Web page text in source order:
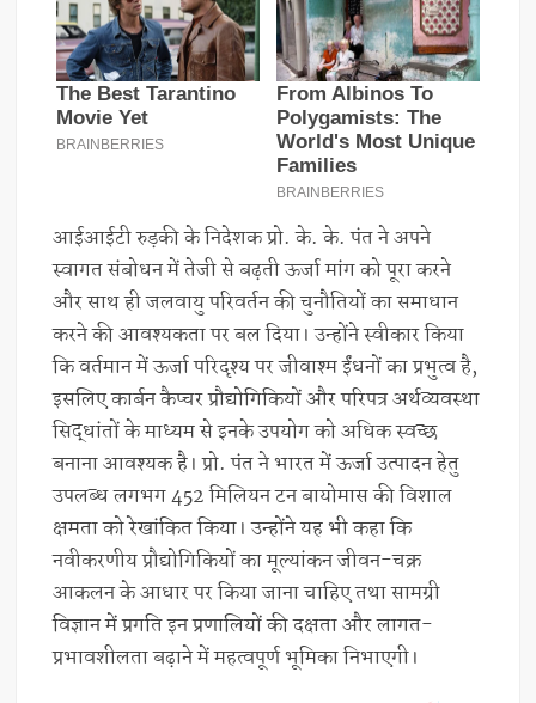
आईआईटी रुड़की के निदेशक प्रो. के. के. पंत ने अपने
स्वागत संबोधन में तेजी से बढ़ती ऊर्जा मांग को पूरा करने
और साथ ही जलवायु परिवर्तन की चुनौतियों का समाधान
करने की आवश्यकता पर बल दिया। उन्होंने स्वीकार किया
कि वर्तमान में ऊर्जा परिदृश्य पर जीवाश्म ईंधनों का प्रभुत्व है,
इसलिए कार्बन कैप्चर प्रौद्योगिकियों और परिपत्र अर्थव्यवस्था
सिद्धांतों के माध्यम से इनके उपयोग को अधिक स्वच्छ
बनाना आवश्यक है। प्रो. पंत ने भारत में ऊर्जा उत्पादन हेतु
उपलब्ध लगभग 452 मिलियन टन बायोमास की विशाल
क्षमता को रेखांकित किया। उन्होंने यह भी कहा कि
नवीकरणीय प्रौद्योगिकियों का मूल्यांकन जीवन-चक्र
आकलन के आधार पर किया जाना चाहिए तथा सामग्री
विज्ञान में प्रगति इन प्रणालियों की दक्षता और लागत-
प्रभावशीलता बढ़ाने में महत्वपूर्ण भूमिका निभाएगी।